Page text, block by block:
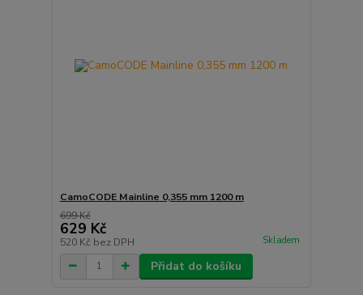
CamoCODE Mainline 0,355 mm 1200 m
699 Kč
629 Kč
520 Kč bez DPH Skladem
Přidat do košíku